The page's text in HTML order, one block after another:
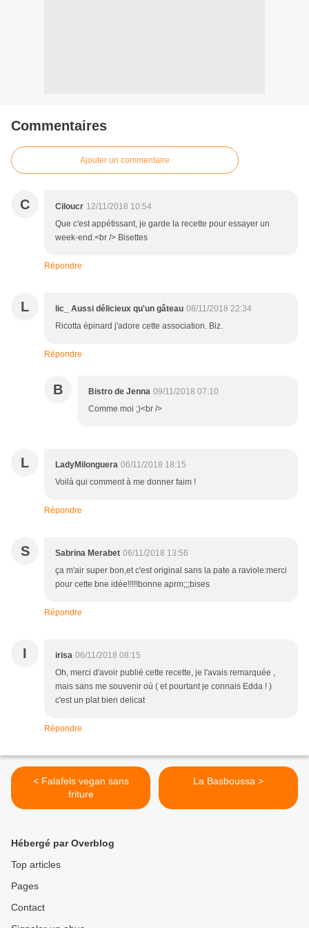
Commentaires
Ajouter un commentaire
C Ciloucr 12/11/2018 10:54
Que c'est appétissant, je garde la recette pour essayer un
week-end.<br /> Bisettes
Répondre
L lic_ Aussi délicieux qu'un gâteau 08/11/2018 22:34
Ricotta épinard j'adore cette association. Biz.
Répondre
B Bistro de Jenna 09/11/2018 07:10
Comme moi ;)<br />
L LadyMilonguera 06/11/2018 18:15
Voilà qui comment à me donner faim !
Répondre
S Sabrina Merabet 06/11/2018 13:56
ça m'air super bon,et c'est original sans la pate a raviole:merci
pour cette bne idée!!!!!bonne aprm;;;bises
Répondre
I irisa 06/11/2018 08:15
Oh, merci d'avoir publié cette recette, je l'avais remarquée ,
mais sans me souvenir où ( et pourtant je connais Edda ! )
c'est un plat bien delicat
Répondre
< Falafels vegan sans
friture
La Basboussa >
Hébergé par Overblog
Top articles
Pages
Contact